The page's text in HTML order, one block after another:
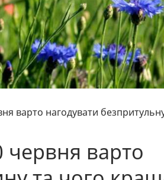
варто нагодувати
червня варто